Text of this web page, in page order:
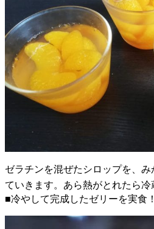
ゼラチンを混ぜたシロップを、
ていきます。あら熱がとれたら冷
■冷やして完成したゼリーを実食！